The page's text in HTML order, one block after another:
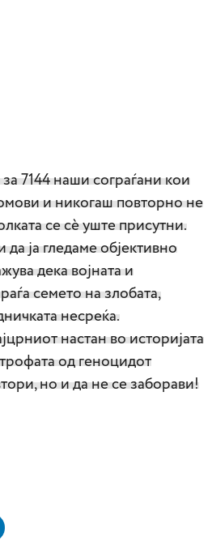
7144 наши сограѓани кои
и никогаш повторно не
се сѐ уште присутни.
ја гледаме објективно
дека војната и
семето на злобата,
несреќа.
настан во историјата
од геноцидот
но и да не се заборави!